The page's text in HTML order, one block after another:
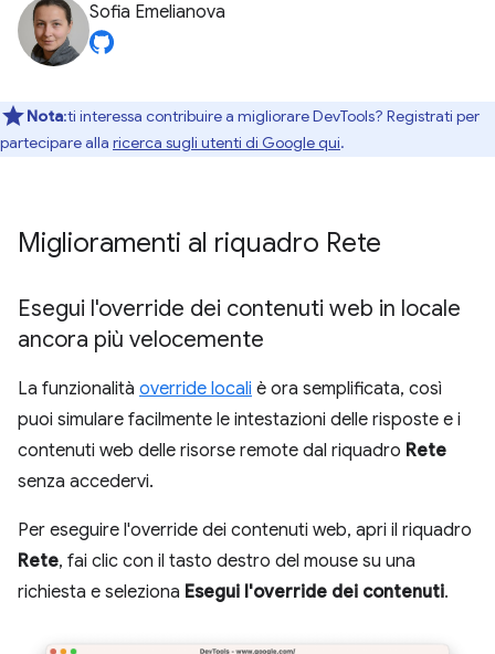
Sofia Emelianova
Nota:ti interessa contribuire a migliorare DevTools? Registrati per
partecipare alla ricerca sugli utenti di Google qui.
Miglioramenti al riquadro Rete
Esegui l'override dei contenuti web in locale
ancora più velocemente
La funzionalità override locali è ora semplificata, così
puoi simulare facilmente le intestazioni delle risposte e i
contenuti web delle risorse remote dal riquadro Rete
senza accedervi.
Per eseguire l'override dei contenuti web, apri il riquadro
Rete, fai clic con il tasto destro del mouse su una
richiesta e seleziona Esegui l'override dei contenuti.